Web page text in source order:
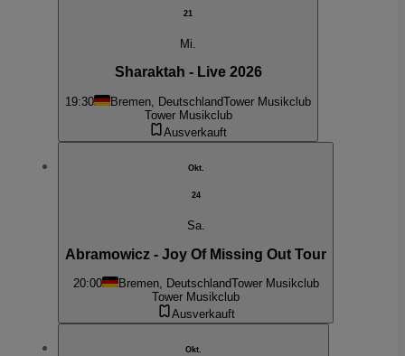
21
Mi.
Sharaktah - Live 2026
19:30 Bremen, DeutschlandTower Musikclub
Tower Musikclub
Ausverkauft
Okt.
24
Sa.
Abramowicz - Joy Of Missing Out Tour
20:00 Bremen, DeutschlandTower Musikclub
Tower Musikclub
Ausverkauft
Okt.